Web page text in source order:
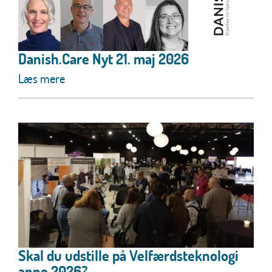
Danish.Care Nyt 21. maj 2026
Læs mere
Skal du udstille på Velfærdsteknologi